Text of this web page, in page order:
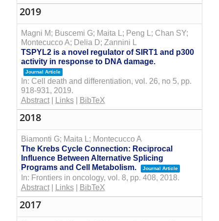
2019
Magni M; Buscemi G; Maita L; Peng L; Chan SY;
Montecucco A; Delia D; Zannini L
TSPYL2 is a novel regulator of SIRT1 and p300
activity in response to DNA damage.
Journal Article
In: Cell death and differentiation, vol. 26, no 5, pp.
918-931, 2019.
Abstract| Links| BibTeX
2018
Biamonti G; Maita L; Montecucco A
The Krebs Cycle Connection: Reciprocal
Influence Between Alternative Splicing
Programs and Cell Metabolism.
Journal Article
In: Frontiers in oncology, vol. 8, pp. 408, 2018.
Abstract| Links| BibTeX
2017